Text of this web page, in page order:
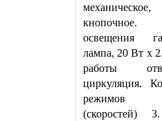
механическое,
освещения
лампа, 20 Вт х
работы
циркуляция.
режимов
(скоростей)